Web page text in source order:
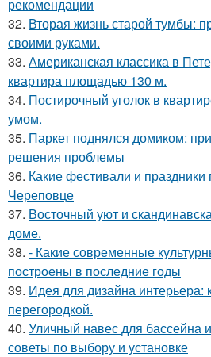
рекомендации
32. Вторая жизнь старой тумбы:
своими руками.
33. Американская классика в
квартира площадью 130 м.
34. Постирочный уголок в
умом.
35. Паркет поднялся домиком:
решения проблемы
36. Какие фестивали и праздники
Череповце
37. Восточный уют и
доме.
38. - Какие современные
построены в последние годы
39. Идея для дизайна интерьера:
перегородкой.
40. Уличный навес для бассейна
советы по выбору и установке